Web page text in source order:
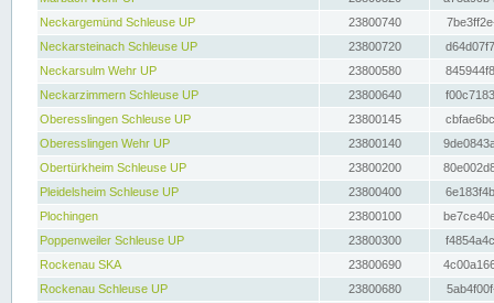
Neckargemünd Schleuse UP
23800740
Neckarsteinach Schleuse UP
23800720
Neckarsulm Wehr UP
23800580
Neckarzimmern Schleuse UP
23800640
Oberesslingen Schleuse UP
23800145
Oberesslingen Wehr UP
23800140
Obertürkheim Schleuse UP
23800200
Pleidelsheim Schleuse UP
23800400
Plochingen
23800100
Poppenweiler Schleuse UP
23800300
Rockenau SKA
23800690
Rockenau Schleuse UP
23800680